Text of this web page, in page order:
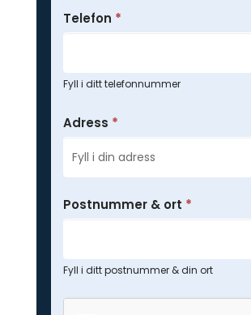
Telefon *
Fyll i ditt telefonnummer
Adress *
Postnummer & ort *
Fyll i ditt postnummer & din ort